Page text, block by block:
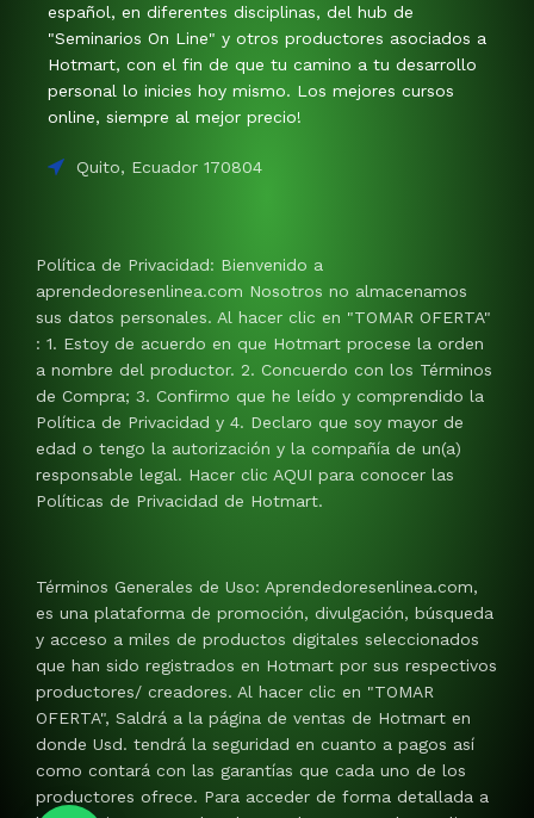
español, en diferentes disciplinas, del hub de
"Seminarios On Line" y otros productores asociados a
Hotmart, con el fin de que tu camino a tu desarrollo
personal lo inicies hoy mismo. Los mejores cursos
online, siempre al mejor precio!
Quito, Ecuador 170804
Política de Privacidad: Bienvenido a
aprendedoresenlinea.com Nosotros no almacenamos
sus datos personales. Al hacer clic en "TOMAR OFERTA"
: 1. Estoy de acuerdo en que Hotmart procese la orden
a nombre del productor. 2. Concuerdo con los Términos
de Compra; 3. Confirmo que he leído y comprendido la
Política de Privacidad y 4. Declaro que soy mayor de
edad o tengo la autorización y la compañía de un(a)
responsable legal. Hacer clic AQUI para conocer las
Políticas de Privacidad de Hotmart.
Términos Generales de Uso: Aprendedoresenlinea.com,
es una plataforma de promoción, divulgación, búsqueda
y acceso a miles de productos digitales seleccionados
que han sido registrados en Hotmart por sus respectivos
productores/ creadores. Al hacer clic en "TOMAR
OFERTA", Saldrá a la página de ventas de Hotmart en
donde Usd. tendrá la seguridad en cuanto a pagos así
como contará con las garantías que cada uno de los
productores ofrece. Para acceder de forma detallada a